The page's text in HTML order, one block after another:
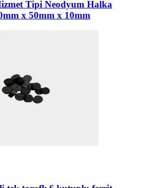
Tipi Neodyum Halka
x 50mm x 10mm